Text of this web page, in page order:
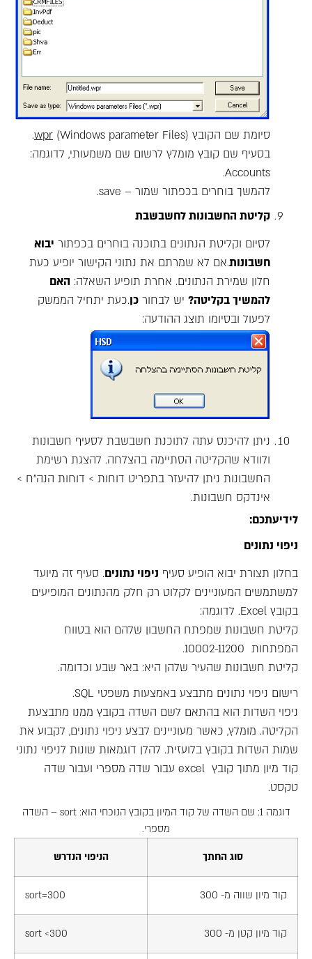
סיומת שם הקובץ wpr
(Windows parameter Files).
בסעיף שם קובץ מומלץ לרשום שם משמעותי, לדוגמה:
Accounts.
להמשך בוחרים בכפתור שמור – save.
קליטת החשבונות לחשבשבת
לסיום וקליטת הנתונים בתוכנה בוחרים בכפתור יבוא
חשבונות.אם לא שמרתם את נתוני הקישור יופיע כעת
חלון שמירת הנתונים. אחרת תופיע השאלה: האם
להמשיך בקליטה? יש לבחור כן.כעת יתחיל הממשק
לפעול ובסיומו תוצג ההודעה:
ניתן להיכנס עתה לתוכנת חשבשבת לסעיף חשבונות
ולוודא שהקליטה הסתיימה בהצלחה. להצגת רשימת
החשבונות ניתן להיעזר בתפריט דוחות > דוחות הנה"ח >
אינדקס חשבונות.
לידיעתכם:
ניפוי נתונים
בחלון תצורת יבוא הופיע סעיף ניפוי נתונים. סעיף זה מיועד
למשתמשים המעוניינים לקלוט רק חלק מהנתונים המופיעים
בקובץ Excel. לדוגמה:
קליטת חשבונות שמפתח החשבון שלהם הוא בטווח
המפתחות 10002-11200.
קליטת חשבונות שהעיר שלהן היא: באר שבע וכדומה.
רישום ניפוי נתונים מתבצע באמצעות משפטי SQL.
ניפוי השדות הוא בהתאם לשם השדה בקובץ ממנו מתבצעת
הקליטה. מומלץ, כאשר מעוניינים לבצע ניפוי נתונים, לקבוע את
שמות השדות בקובץ בלועזית. להלן דוגמאות שונות לניפוי נתוני
קוד מיון מתוך קובץ excel עבור שדה מספרי ועבור שדה
טקסט.
דוגמה 1: שם השדה של קוד המיון בקובץ הנוכחי הוא: sort – השדה
מספרי.
סוג החתך הניפוי הנדרש
קוד מיון שווה מ- 300 sort=300
קוד מיון קטן מ- 300 sort <300